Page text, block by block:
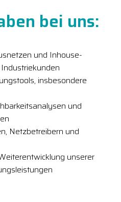
bei uns:
und Inhouse-
insbesondere
und
Netzbetreibern und
unserer